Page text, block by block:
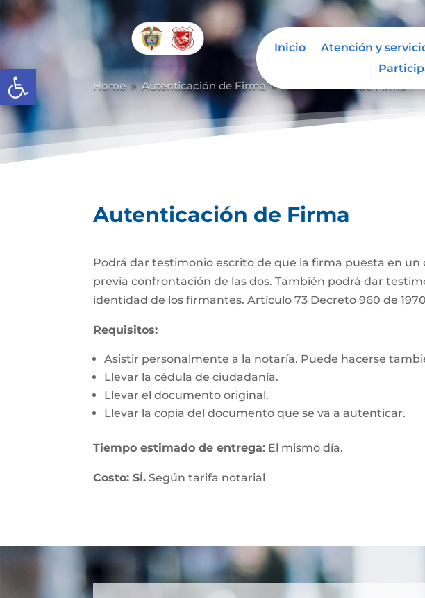
Abrir barra de herramientas
Inicio Atención y
Home 9 Autenticación de Firma 9
Autenticación de Firma
Podrá dar testimonio escrito de que la firma puesta en
previa confrontación de las dos. También podrá dar
identidad de los firmantes. Artículo 73 Decreto 960 de
Requisitos:
Asistir personalmente a la notaría. Puede hacerse
Llevar la cédula de ciudadanía.
Llevar el documento original.
Llevar la copia del documento que se va a autenticar.
Tiempo estimado de entrega: El mismo día.
Costo: SÍ. Según tarifa notarial